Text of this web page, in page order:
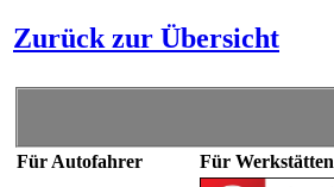
Zurück zur Übersicht
Für Autofahrer Für Werkstätten